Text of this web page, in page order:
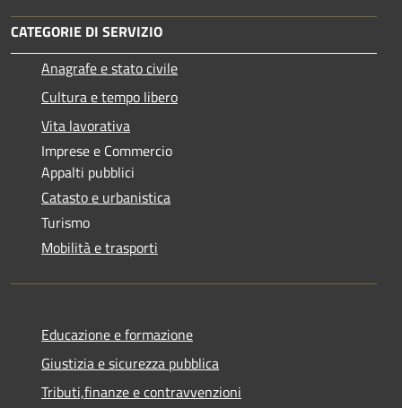
CATEGORIE DI SERVIZIO
Anagrafe e stato civile
Cultura e tempo libero
Vita lavorativa
Imprese e Commercio
Appalti pubblici
Catasto e urbanistica
Turismo
Mobilità e trasporti
Educazione e formazione
Giustizia e sicurezza pubblica
Tributi,finanze e contravvenzioni